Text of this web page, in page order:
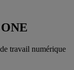
travail numérique